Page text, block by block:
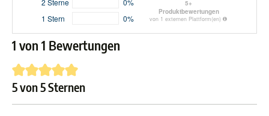
1 von 1 Bewertungen
Durchschnittliche Bewertung von 5 von 5 Sternen
5 von 5 Sternen